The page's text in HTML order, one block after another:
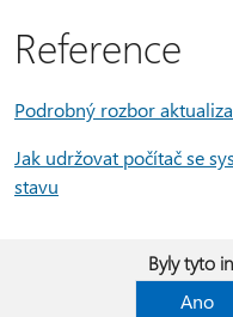
Reference
Podrobný rozbor
Jak udržovat počítač se
stavu
Byly tyto
Ano